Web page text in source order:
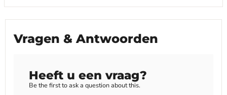
Vragen & Antwoorden
Heeft u een vraag?
Be the first to ask a question about this.